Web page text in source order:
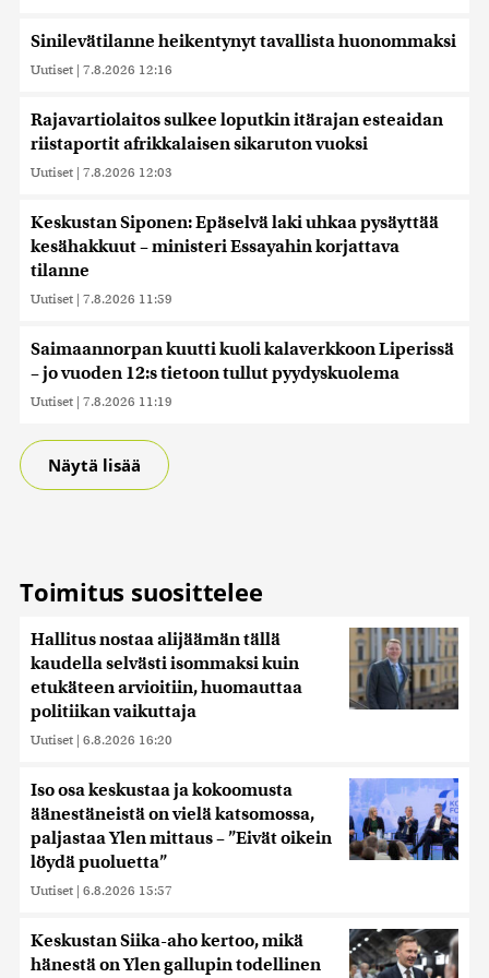
tietoja muihin tietoihin, joita olet antanut heille tai joita on
kerätty, kun olet käyttänyt heidän palvelujaan. Tietoja
Sinilevätilanne heikentynyt tavallista huonommaksi
Uutiset | 7.8.2026 12:16
Rajavartiolaitos sulkee loputkin itärajan esteaidan
riistaportit afrikkalaisen sikaruton vuoksi
Uutiset | 7.8.2026 12:03
Keskustan Siponen: Epäselvä laki uhkaa pysäyttää
kesähakkuut – ministeri Essayahin korjattava
tilanne
Uutiset | 7.8.2026 11:59
Saimaannorpan kuutti kuoli kalaverkkoon Liperissä
– jo vuoden 12:s tietoon tullut pyydyskuolema
Uutiset | 7.8.2026 11:19
Näytä lisää
Toimitus suosittelee
Hallitus nostaa alijäämän tällä
kaudella selvästi isommaksi kuin
etukäteen arvioitiin, huomauttaa
politiikan vaikuttaja
Uutiset | 6.8.2026 16:20
Iso osa keskustaa ja kokoomusta
äänestäneistä on vielä katsomossa,
paljastaa Ylen mittaus – ”Eivät oikein
löydä puoluetta”
Uutiset | 6.8.2026 15:57
Keskustan Siika-aho kertoo, mikä
hänestä on Ylen gallupin todellinen